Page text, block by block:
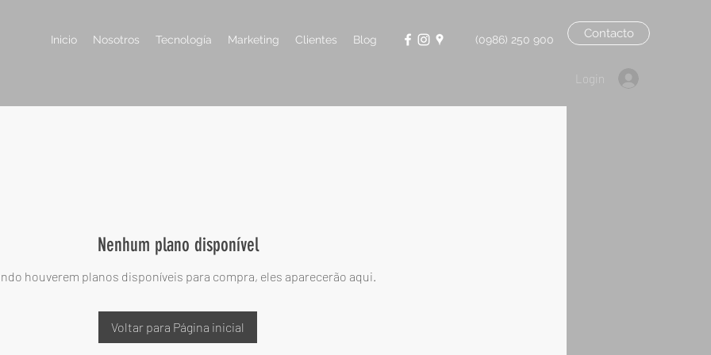
Inicio Nosotros Tecnología Marketing Clientes Blog (0986) 250 900 Contacto
Login
Nenhum plano disponível
houverem planos disponíveis para compra, eles aparecerão aqui.
Voltar para Página inicial